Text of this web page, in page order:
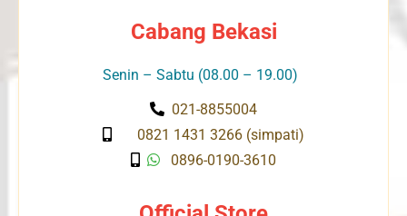
Cabang Bekasi
Senin – Sabtu (08.00 – 19.00)
021-8855004
0821 1431 3266 (simpati)
0896-0190-3610